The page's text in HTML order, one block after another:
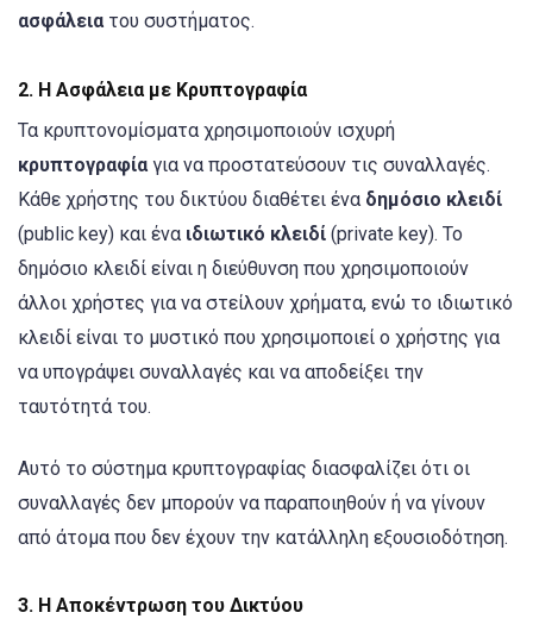
ασφάλειατου συστήματος.
2. Η Ασφάλεια με Κρυπτογραφία
Τα κρυπτονομίσματα χρησιμοποιούν ισχυρή
κρυπτογραφία για να προστατεύσουν τις συναλλαγές.
Κάθε χρήστης του δικτύου διαθέτει ένα δημόσιο κλειδί
(public key) και ένα ιδιωτικό κλειδί (private key). Το
δημόσιο κλειδί είναι η διεύθυνση που χρησιμοποιούν
άλλοι χρήστες για να στείλουν χρήματα, ενώ το ιδιωτικό
κλειδί είναι το μυστικό που χρησιμοποιεί ο χρήστης για
να υπογράψει συναλλαγές και να αποδείξει την
ταυτότητά του.
Αυτό το σύστημα κρυπτογραφίας διασφαλίζει ότι οι
συναλλαγές δεν μπορούν να παραποιηθούν ή να γίνουν
από άτομα που δεν έχουν την κατάλληλη εξουσιοδότηση.
3. Η Αποκέντρωση του Δικτύου